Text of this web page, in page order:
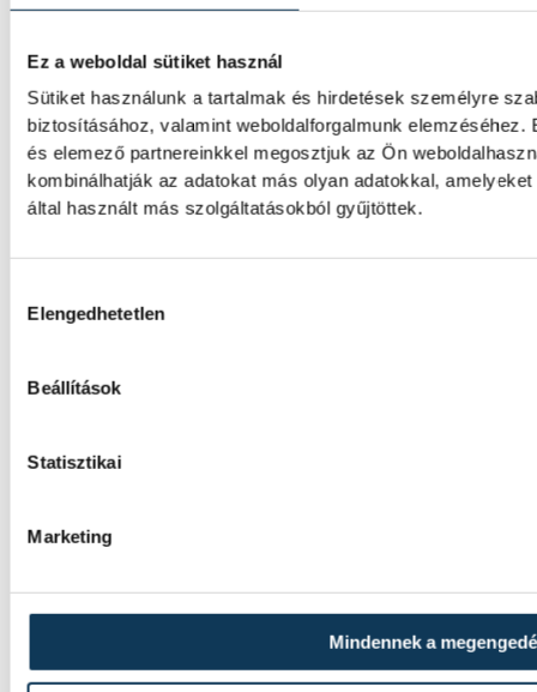
Ez a weboldal sütiket használ
Sütiket használunk a tartalmak és hirdetések személyre
biztosításához, valamint weboldalforgalmunk
és elemező partnereinkkel megosztjuk az Ön
kombinálhatják az adatokat más olyan adatokkal,
által használt más szolgáltatásokból gyűjtöttek.
Elengedhetetlen
Beállítások
Statisztikai
Marketing
Mindennek a
kilométeres versenyszámában a párizsi
Férfi kézilabda ifjúsági Eb:
legyőzésével negyeddöntős
válogatott
legyőzte Horvátországot a középdöntő
Női kézilabda ifjúsági vb:
Kínát a középdöntő utolsó fordulójában,
Vizes Eb: Betlehem Dávid
kilométeren